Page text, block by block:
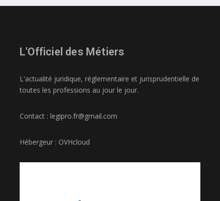
L'Officiel des Métiers
L'actualité juridique, réglementaire et jurisprudentielle de
toutes les professions au jour le jour.
Contact : legipro.fr@gmail.com
Hébergeur : OVHcloud